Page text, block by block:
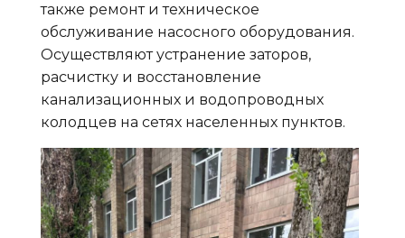
также ремонт и техническое
обслуживание насосного оборудования.
Осуществляют устранение заторов,
расчистку и восстановление
канализационных и водопроводных
колодцев на сетях населенных пунктов.